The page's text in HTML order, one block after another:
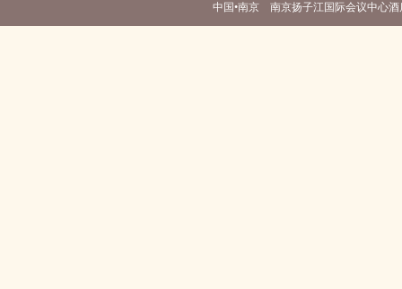
中国•南京 南京扬子江国际会议中心酒